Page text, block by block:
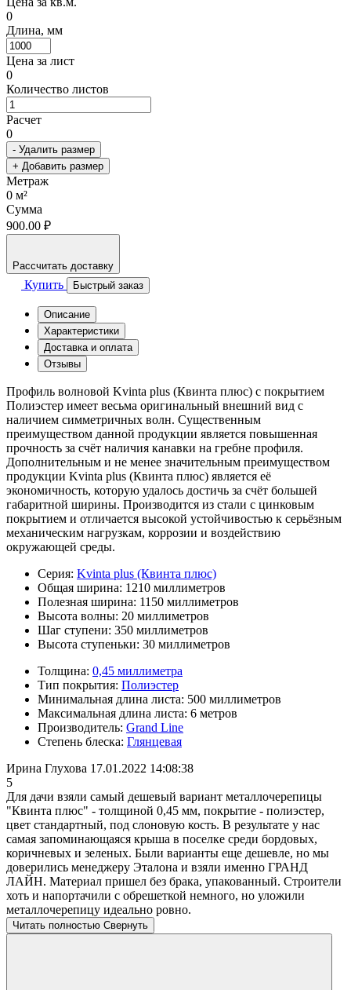
0
Длина, мм
Цена за лист
0
Количество листов
Расчет
0
- Удалить размер
+ Добавить размер
Метраж
0 м²
Сумма
900.00 ₽
Рассчитать доставку
Купить Быстрый заказ
Описание
Характеристики
Доставка и оплата
Отзывы
Профиль волновой Kvinta plus (Квинта плюс) с покрытием
Полиэстер имеет весьма оригинальный внешний вид с
наличием симметричных волн. Существенным
преимуществом данной продукции является повышенная
прочность за счёт наличия канавки на гребне профиля.
Дополнительным и не менее значительным преимуществом
продукции Kvinta plus (Квинта плюс) является её
экономичность, которую удалось достичь за счёт большей
габаритной ширины. Производится из стали с цинковым
покрытием и отличается высокой устойчивостью к серьёзным
механическим нагрузкам, коррозии и воздействию
окружающей среды.
Серия: Kvinta plus (Квинта плюс)
Общая ширина: 1210 миллиметров
Полезная ширина: 1150 миллиметров
Высота волны: 20 миллиметров
Шаг ступени: 350 миллиметров
Высота ступеньки: 30 миллиметров
Толщина: 0,45 миллиметра
Тип покрытия: Полиэстер
Минимальная длина листа: 500 миллиметров
Максимальная длина листа: 6 метров
Производитель: Grand Line
Степень блеска: Глянцевая
Ирина Глухова 17.01.2022 14:08:38
5
Для дачи взяли самый дешевый вариант металлочерепицы
"Квинта плюс" - толщиной 0,45 мм, покрытие - полиэстер,
цвет стандартный, под слоновую кость. В результате у нас
самая запоминающаяся крыша в поселке среди бордовых,
коричневых и зеленых. Были варианты еще дешевле, но мы
доверились менеджеру Эталона и взяли именно ГРАНД
ЛАЙН. Материал пришел без брака, упакованный. Строители
хоть и напортачили с обрешеткой немного, но уложили
металлочерепицу идеально ровно.
Читать полностью Свернуть